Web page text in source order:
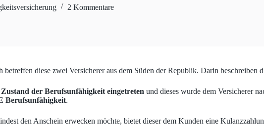
2 Kommentare
diese zwei Versicherer aus dem Süden der Republik. Darin beschreiben
der Berufsunfähigkeit eingetreten und dieses wurde dem Versicherer
Berufsunfähigkeit.
den Anschein erwecken möchte, bietet dieser dem Kunden eine